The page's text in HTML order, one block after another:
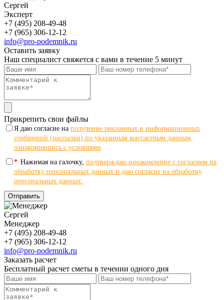
Сергей
Эксперт
+7 (495) 208-49-48
+7 (965) 306-12-12
info@pro-podemnik.ru
Оставить заявку
Наш специалист свяжется с вами в течение 5 минут
Прикрепить свои файлы
Я даю согласие на получение рекламных и информационных
сообщений (рассылки) по указанным контактным данным,
ознакомившись с условиями
* Нажимая на галочку, подтверждаю ознакомление с согласием на
обработку персональных данных и даю согласие на обработку
персональных данных.
Отправить
Сергей
Менеджер
+7 (495) 208-49-48
+7 (965) 306-12-12
info@pro-podemnik.ru
Заказать расчет
Бесплатный расчет сметы в течении одного дня